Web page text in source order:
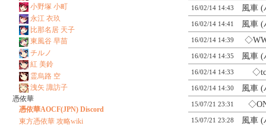
16/02/14 14:43 風車
16/02/14 14:41 風車
16/02/14 14:39
16/02/14 14:35 風車
16/02/14 14:33
16/02/14 14:30 風車
15/07/21 23:31
15/07/21 23:28 風車
小野塚 小町
永江 衣玖
比那名居 天子
東風谷 早苗
チルノ
紅 美鈴
霊烏路 空
洩矢 諏訪子
憑依華
憑依華AOCF(JPN) Discord
東方憑依華 攻略wiki